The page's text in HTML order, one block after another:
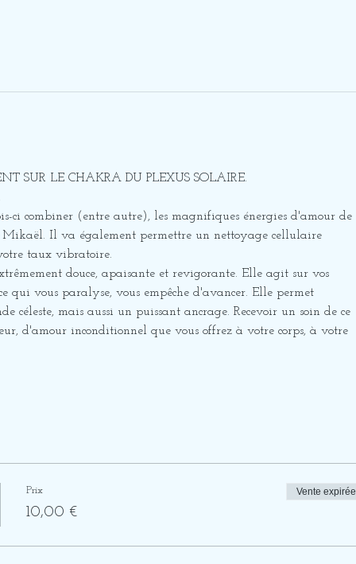
SUR LE CHAKRA DU PLEXUS SOLAIRE.
ci combiner (entre autre), les magnifiques énergies d'amour de
Mikaël. Il va également permettre un nettoyage cellulaire
taux vibratoire.
douce, apaisante et revigorante. Elle agit sur vos
qui vous paralyse, vous empêche d'avancer. Elle permet
céleste, mais aussi un puissant ancrage. Recevoir un soin de ce
d'amour inconditionnel que vous offrez à votre corps, à votre
Prix
10,00 €
Vente expirée